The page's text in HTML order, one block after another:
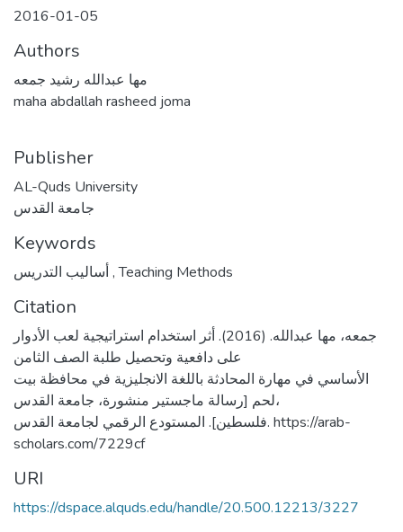
2016-01-05
Authors
مها عبدالله رشيد جمعه
maha abdallah rasheed joma
Publisher
AL-Quds University
جامعة القدس
Keywords
,Teaching Methods
Citation
جمعه، مها عبدالله. (2016). أثر استخدام استراتيجية لعب الأدوار
على دافعية وتحصيل طلبة الصف الثامن
الأساسي في مهارة المحادثة باللغة الانجليزية في محافظة بيت
لحم [رسالة ماجستير منشورة، جامعة القدس،
فلسطين]. المستودع الرقمي لجامعة القدس. https://arab-
scholars.com/7229cf
URI
https://dspace.alquds.edu/handle/20.500.12213/3227